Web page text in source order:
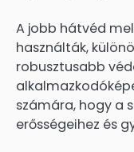
A jobb hátvéd
használták,
robusztusabb
számára, hogy a
erősségeihez és